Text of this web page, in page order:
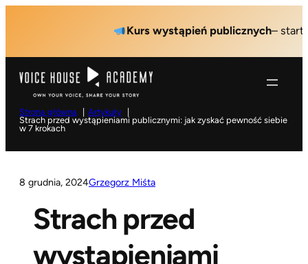
Kurs wystąpień publicznych– start:
Strona główna
Artykuły
Strach przed wystąpieniami publicznymi: jak zyskać pewność siebie
w 7 krokach
8 grudnia, 2024Grzegorz Miśta
Strach przed
wystąpieniami